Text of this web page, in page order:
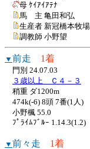
母 ｹｲｱｲｱﾃﾅ
馬 主 亀田和弘
生産者 新冠橋本牧場
調教師 小野望
▼ 前走 1着
門別 24.07.03
３歳以上 Ｃ４－３
稍重 ダ1200m
474k(-6) 8頭 7番(1人)
小野楓 55.0
ﾌﾟﾗｲﾑﾌﾞﾙｰ 1.14.3(1.2)
▼ 前々走 1着